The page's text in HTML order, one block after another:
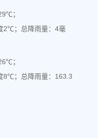
；
2℃；总降雨量：4毫
；
8℃；总降雨量：163.3